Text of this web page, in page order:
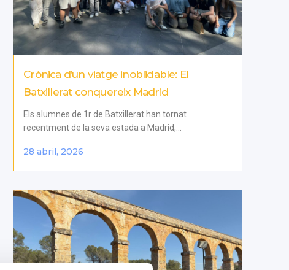
Crònica d’un viatge inoblidable: El
Batxillerat conquereix Madrid
Els alumnes de 1r de Batxillerat han tornat
recentment de la seva estada a Madrid,...
28 abril, 2026